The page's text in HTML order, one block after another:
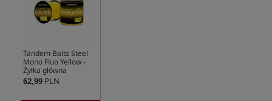
Tandem Baits Steel
Mono Fluo Yellow -
Żyłka główna
62,99 PLN